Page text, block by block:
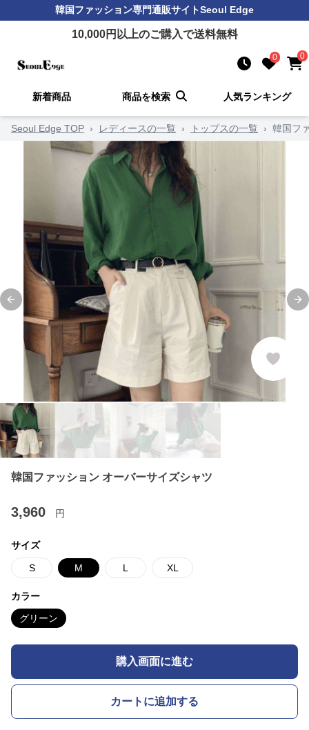
韓国ファッション専門通販サイトSeoul Edge
10,000円以上のご購入で送料無料
0 0
新着商品 商品を検索 人気ランキング
Seoul Edge TOP › レディースの一覧 › トップスの一覧 › 韓国フ
Previous slide
韓国ファッション オーバーサイズシャツ
3,960 円
サイズ
S M L XL
カラー
グリーン
購入画面に進む
カートに追加する